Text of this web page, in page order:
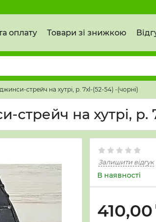
оплату Товари зі знижкою
стрейч на хутрі, р. 7xl-(52-54) -(чорні)
на хутрі, р.
Залишити відгук
В наявності
410,00